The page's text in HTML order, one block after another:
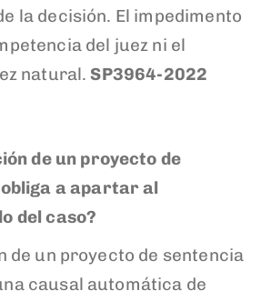
la decisión. El impedimento
del juez ni el
natural.SP3964-2022
de un proyecto de
a apartar al
del caso?
de un proyecto de sentencia
causal automática de